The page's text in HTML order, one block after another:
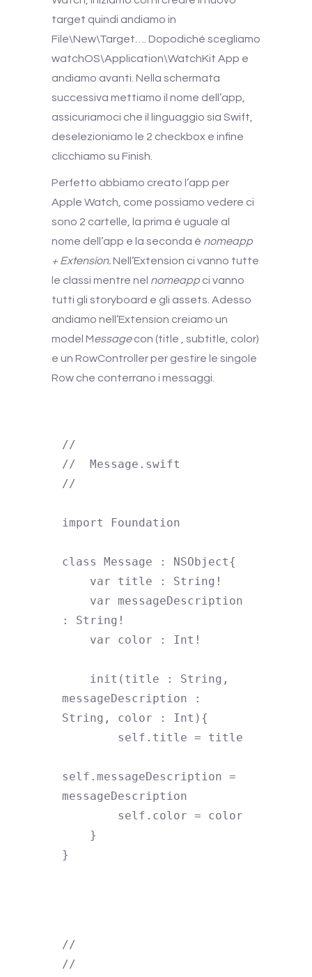
target quindi andiamo in
File\New\Target…. Dopodiché scegliamo
watchOS\Application\WatchKit App e
andiamo avanti. Nella schermata
successiva mettiamo il nome dell’app,
assicuriamoci che il linguaggio sia Swift,
deselezioniamo le 2 checkbox e infine
clicchiamo su Finish.
Perfetto abbiamo creato l’app per
Apple Watch, come possiamo vedere ci
sono 2 cartelle, la prima è uguale al
nome dell’app e la seconda è nomeapp
+ Extension.Nell’Extension ci vanno tutte
le classi mentre nel nomeapp ci vanno
tutti gli storyboard e gli assets. Adesso
andiamo nell’Extension creiamo un
model Messagecon (title , subtitle, color)
e un RowController per gestire le singole
Row che conterrano i messaggi.
//
//  Message.swift
//
import Foundation
class Message : NSObject{
: String!
messageDescription :
String, color : Int){
self.messageDescription =
messageDescription
}
//
//